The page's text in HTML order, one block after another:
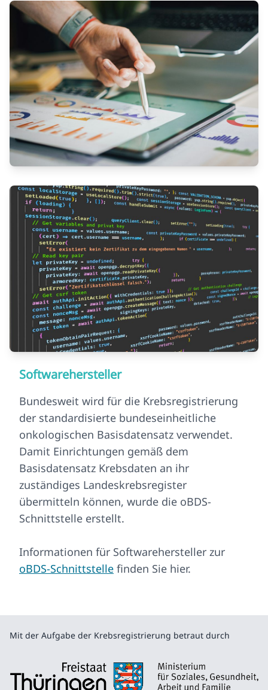
Softwarehersteller
Bundesweit wird für die Krebsregistrierung
der standardisierte bundeseinheitliche
onkologischen Basisdatensatz verwendet.
Damit Einrichtungen gemäß dem
Basisdatensatz Krebsdaten an ihr
zuständiges Landeskrebsregister
übermitteln können, wurde die oBDS-
Schnittstelle erstellt.
Informationen für Softwarehersteller zur
oBDS-Schnittstelle finden Sie hier.
Mit der Aufgabe der Krebsregistrierung betraut durch